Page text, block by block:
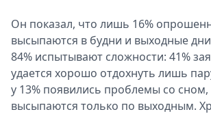
Он показал, что лишь 16%
высыпаются в будни и выходные
84% испытывают сложности: 41%
удается хорошо отдохнуть лишь
у 13% появились проблемы со сном,
высыпаются только по выходным.